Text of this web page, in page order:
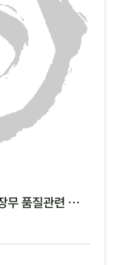
[두레생협 농산팀 특파원 보고: 김장무 품질관련 안내]